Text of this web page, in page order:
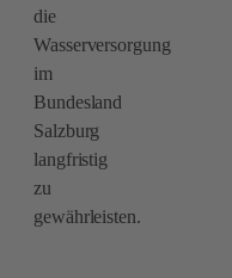
die
Wasserversorgung
im
Bundesland
Salzburg
langfristig
zu
gewährleisten.